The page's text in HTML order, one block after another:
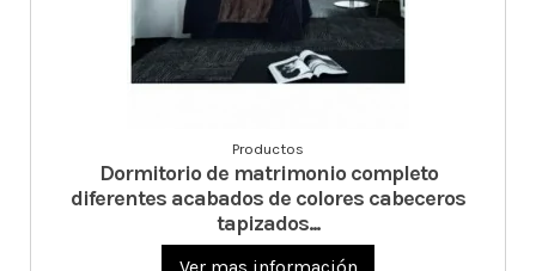
Productos
Dormitorio de matrimonio completo
diferentes acabados de colores cabeceros
tapizados...